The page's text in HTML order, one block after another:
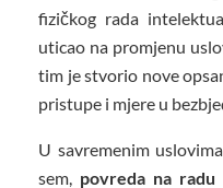
fizičkog rada
uticao na promjenu
tim je stvorio nove
pristupe i mjere u
U savremenim
sem, povreda na radu